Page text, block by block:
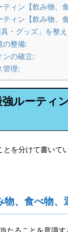
ティン【飲み物、
ティン【飲み物、
・グッズ」を整え
の整備:
ンの確立:
管理:
ルーティ
を分けて書いて
、食べ物、